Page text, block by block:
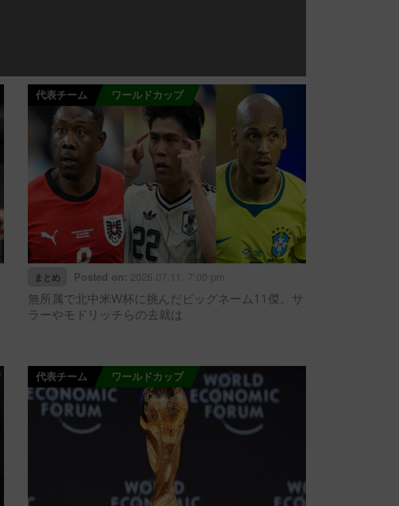
代表チーム ワールドカップ
まとめ Posted on: 2026.07.11. 7:00 pm
無所属で北中米W杯に挑んだビッグネーム11傑。サ
ラーやモドリッチらの去就は
代表チーム ワールドカップ